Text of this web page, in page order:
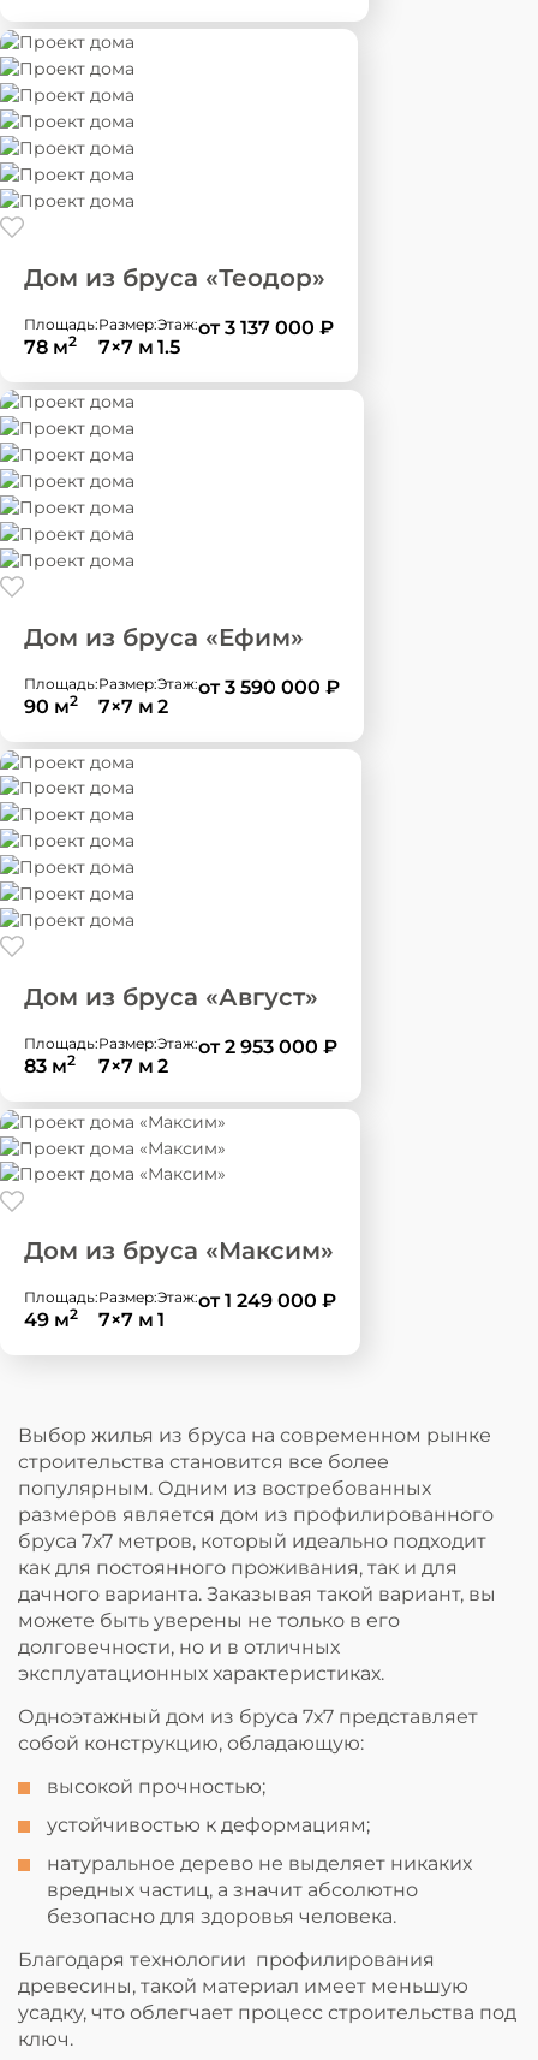
Дом из бруса «Теодор»
Площадь:
78 м2
Размер:
7×7 м
Этаж:
1.5
от 3 137 000 ₽
Дом из бруса «Ефим»
Площадь:
90 м2
Размер:
7×7 м
Этаж:
2
от 3 590 000 ₽
Дом из бруса «Август»
Площадь:
83 м2
Размер:
7×7 м
Этаж:
2
от 2 953 000 ₽
Дом из бруса «Максим»
Площадь:
49 м2
Размер:
7×7 м
Этаж:
1
от 1 249 000 ₽
Выбор жилья из бруса на современном рынке
строительства становится все более
популярным. Одним из востребованных
размеров является дом из профилированного
бруса 7х7 метров, который идеально подходит
как для постоянного проживания, так и для
дачного варианта. Заказывая такой вариант, вы
можете быть уверены не только в его
долговечности, но и в отличных
эксплуатационных характеристиках.
Одноэтажный дом из бруса 7х7 представляет
собой конструкцию, обладающую:
высокой прочностью;
устойчивостью к деформациям;
натуральное дерево не выделяет никаких
вредных частиц, а значит абсолютно
безопасно для здоровья человека.
Благодаря технологии профилирования
древесины, такой материал имеет меньшую
усадку, что облегчает процесс строительства под
ключ.